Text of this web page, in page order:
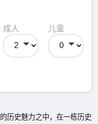
成人 儿童
的历史魅力之中，在一栋历史